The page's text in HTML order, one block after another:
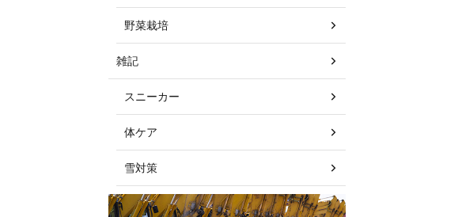
野菜栽培
雑記
スニーカー
体ケア
雪対策